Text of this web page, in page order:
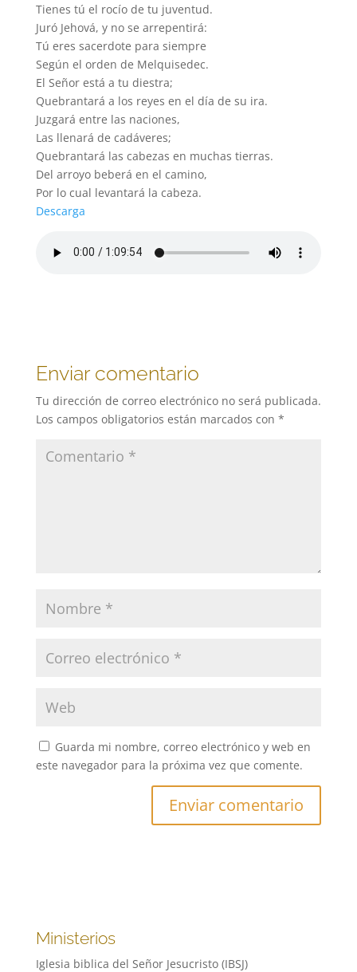
Tienes tú el rocío de tu juventud.
Juró Jehová, y no se arrepentirá:
Tú eres sacerdote para siempre
Según el orden de Melquisedec.
El Señor está a tu diestra;
Quebrantará a los reyes en el día de su ira.
Juzgará entre las naciones,
Las llenará de cadáveres;
Quebrantará las cabezas en muchas tierras.
Del arroyo beberá en el camino,
Por lo cual levantará la cabeza.
Descarga
Enviar comentario
Tu dirección de correo electrónico no será publicada.
Los campos obligatorios están marcados con *
Guarda mi nombre, correo electrónico y web en
este navegador para la próxima vez que comente.
Ministerios
Iglesia biblica del Señor Jesucristo (IBSJ)